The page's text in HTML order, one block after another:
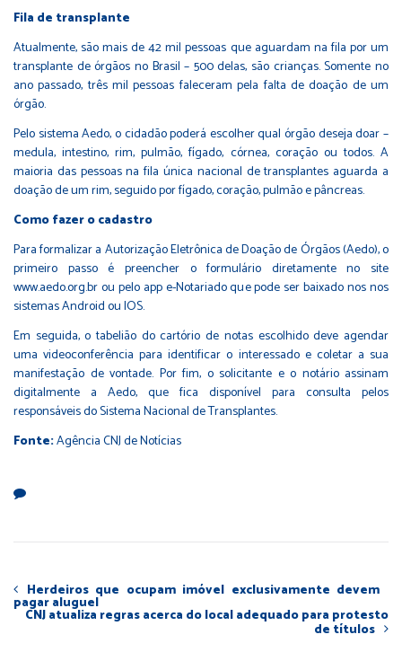
Fila de transplante
Atualmente, são mais de 42 mil pessoas que aguardam na fila por um
transplante de órgãos no Brasil – 500 delas, são crianças. Somente no
ano passado, três mil pessoas faleceram pela falta de doação de um
órgão.
Pelo sistema Aedo, o cidadão poderá escolher qual órgão deseja doar –
medula, intestino, rim, pulmão, fígado, córnea, coração ou todos. A
maioria das pessoas na fila única nacional de transplantes aguarda a
doação de um rim, seguido por fígado, coração, pulmão e pâncreas.
Como fazer o cadastro
Para formalizar a Autorização Eletrônica de Doação de Órgãos (Aedo), o
primeiro passo é preencher o formulário diretamente no site
www.aedo.org.br ou pelo app e-Notariado que pode ser baixado nos nos
sistemas Android ou IOS.
Em seguida, o tabelião do cartório de notas escolhido deve agendar
uma videoconferência para identificar o interessado e coletar a sua
manifestação de vontade. Por fim, o solicitante e o notário assinam
digitalmente a Aedo, que fica disponível para consulta pelos
responsáveis do Sistema Nacional de Transplantes.
Fonte:Agência CNJ de Notícias
Herdeiros que ocupam imóvel exclusivamente devem
pagar aluguel
CNJ atualiza regras acerca do local adequado para protesto
de títulos